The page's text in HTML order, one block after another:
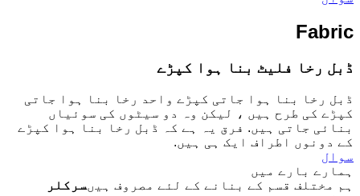
Fabric
ڈبل رخا فلیٹ بنا ہوا کپڑے
ڈبل رخا بنا ہوا جاتی کپڑے واحد رخا بنا ہوا جاتی
کپڑے کی طرح ہیں ، لیکن وہ دو سیٹوں کی سوئیاں
بنائی جاتی ہیں. فرق یہ ہے کہ ڈبل رخا بنا ہوا کپڑے
کے دونوں اطراف ایک ہی ہیں.
سوال
ہمارے بارے میں
ہم مختلف قسم کے بنانے کے لئے مصروف ہیںسرکلر